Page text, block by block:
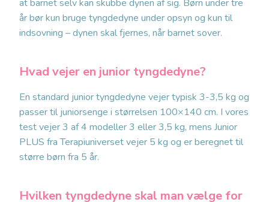
at barnet selv kan skubbe dynen af sig. Børn under tre
år bør kun bruge tyngdedyne under opsyn og kun til
indsovning – dynen skal fjernes, når barnet sover.
Hvad vejer en junior tyngdedyne?
En standard junior tyngdedyne vejer typisk 3-3,5 kg og
passer til juniorsenge i størrelsen 100×140 cm. I vores
test vejer 3 af 4 modeller 3 eller 3,5 kg, mens Junior
PLUS fra Terapiuniverset vejer 5 kg og er beregnet til
større børn fra 5 år.
Hvilken tyngdedyne skal man vælge for